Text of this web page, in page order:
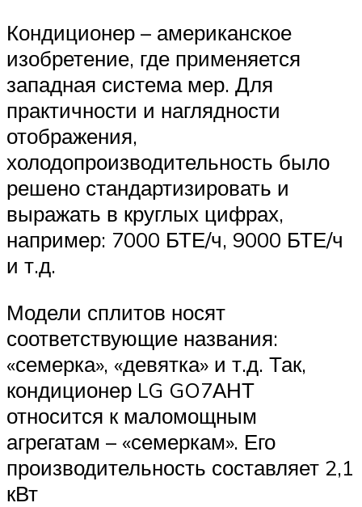
Кондиционер – американское
изобретение, где применяется
западная система мер. Для
практичности и наглядности
отображения,
холодопроизводительность было
решено стандартизировать и
выражать в круглых цифрах,
например: 7000 БТЕ/ч, 9000 БТЕ/ч
и т.д.
Модели сплитов носят
соответствующие названия:
«семерка», «девятка» и т.д. Так,
кондиционер LG GO7АНТ
относится к маломощным
агрегатам – «семеркам». Его
производительность составляет 2,1
кВт